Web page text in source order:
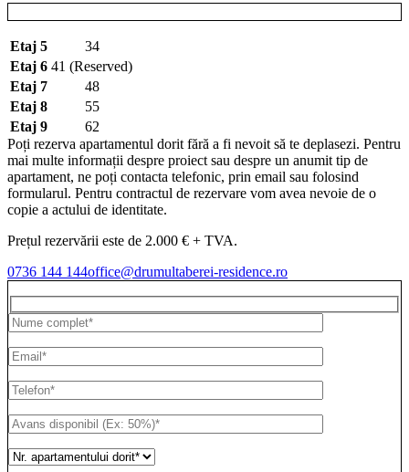
Etaj 5
34
Etaj 6 41 (Reserved)
Etaj 7
48
Etaj 8
55
Etaj 9
62
Poți rezerva apartamentul dorit fără a fi nevoit să te deplasezi. Pentru
mai multe informații despre proiect sau despre un anumit tip de
apartament, ne poți contacta telefonic, prin email sau folosind
formularul. Pentru contractul de rezervare vom avea nevoie de o
copie a actului de identitate.
Prețul rezervării este de 2.000 € + TVA.
0736 144 144office@drumultaberei-residence.ro